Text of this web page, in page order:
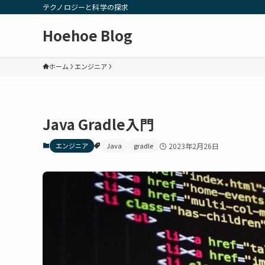
テクノロジーと科学の探求
Hoehoe Blog
ホーム エンジニア
Java Gradle入門
エンジニア Java gradle 2023年2月26日